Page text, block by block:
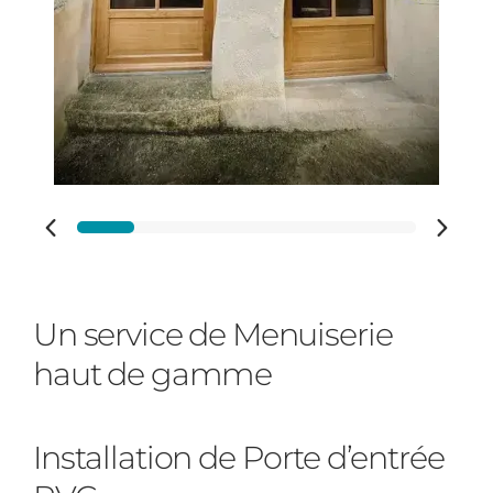
Adresse des travaux
Ville des travaux
Un service de Menuiserie
haut de gamme
Installation de Porte d’entrée